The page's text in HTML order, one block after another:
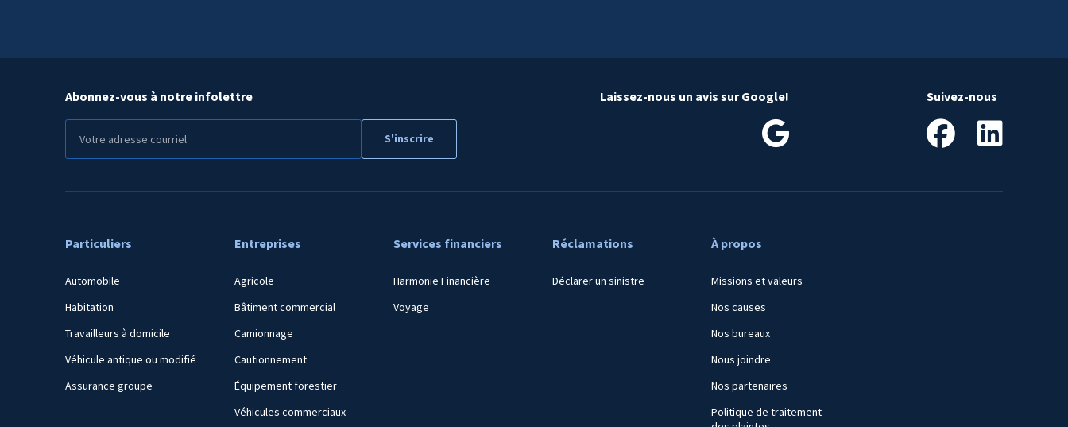
Abonnez-vous à notre infolettre Laissez-nous un avis sur Google! Suivez-nous
Particuliers
Automobile
Habitation
Travailleurs à domicile
Véhicule antique ou modifié
Assurance groupe
Entreprises
Agricole
Bâtiment commercial
Camionnage
Cautionnement
Équipement forestier
Véhicules commerciaux
Services financiers
Harmonie Financière
Voyage
Réclamations
Déclarer un sinistre
À propos
Missions et valeurs
Nos causes
Nos bureaux
Nous joindre
Nos partenaires
Politique de traitement